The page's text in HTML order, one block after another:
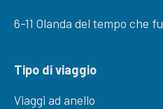
6-11 Olanda del tempo che fu
Tipo di viaggio
Viaggi ad anello